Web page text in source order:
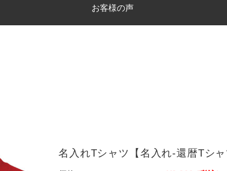
お客様の声
名入れTシャツ【名入れ-還暦Tシャ